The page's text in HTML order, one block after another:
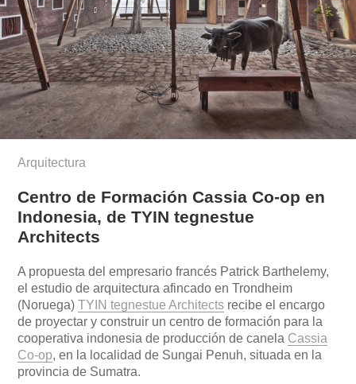
Arquitectura
Centro de Formación Cassia Co-op en
Indonesia, de TYIN tegnestue
Architects
A propuesta del empresario francés Patrick Barthelemy,
el estudio de arquitectura afincado en Trondheim
(Noruega)TYIN tegnestue Architects recibe el encargo
de proyectar y construir un centro de formación para la
cooperativa indonesia de producción de canela Cassia
Co-op, en la localidad de Sungai Penuh, situada en la
provincia de Sumatra.